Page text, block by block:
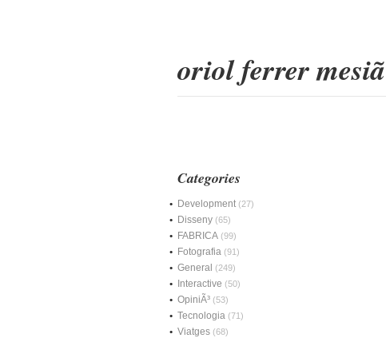
oriol ferrer mesiã
Categories
Development (27)
Disseny (65)
FABRICA (99)
Fotografia (91)
General (249)
Interactive (50)
OpiniÃ³ (53)
Tecnologia (71)
Viatges (68)